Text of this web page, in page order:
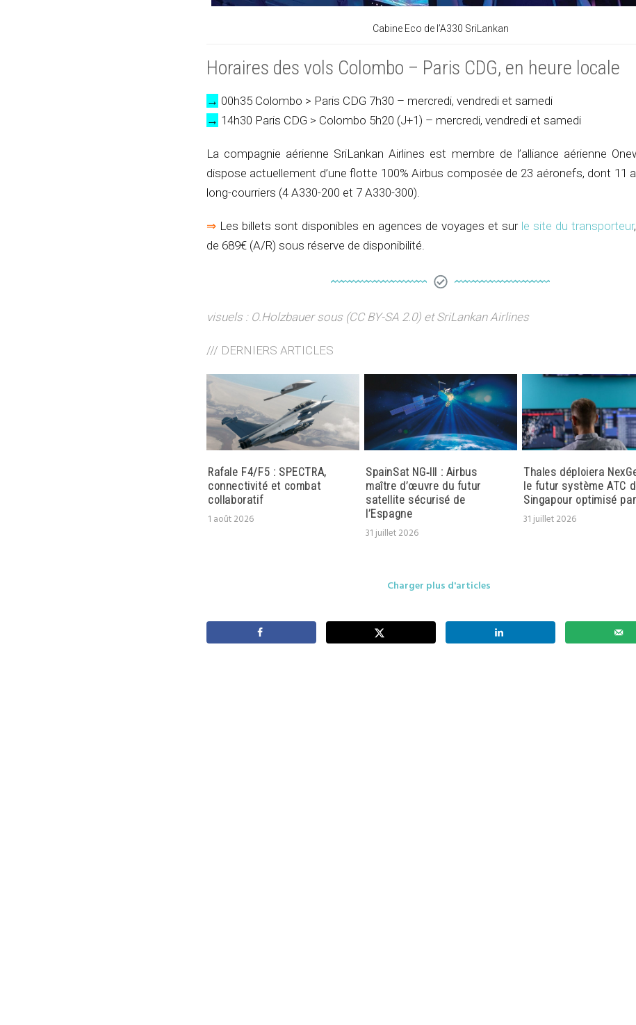
Cabine Eco de l’A330 SriLankan
Horaires des vols Colombo – Paris CDG, en heure locale
→ 00h35 Colombo > Paris CDG 7h30 – mercredi, vendredi et samedi
→ 14h30 Paris CDG > Colombo 5h20 (J+1) – mercredi, vendredi et samedi
La compagnie aérienne SriLankan Airlines est membre de l’alliance aérienne
dispose actuellement d’une flotte 100% Airbus composée de 23 aéronefs, dont 11
long-courriers (4 A330-200 et 7 A330-300).
⇒ Les billets sont disponibles en agences de voyages et sur le site du transporteur
de 689€ (A/R) sous réserve de disponibilité.
visuels : O.Holzbauer sous (CC BY-SA 2.0) et SriLankan Airlines
/// DERNIERS ARTICLES
Rafale F4/F5 : SPECTRA,
connectivité et combat
collaboratif
1 août 2026
SpainSat NG‑III : Airbus
maître d’œuvre du futur
satellite sécurisé de
l’Espagne
31 juillet 2026
Thales déploiera
le futur système ATC
Singapour optimisé par
31 juillet 2026
Charger plus d'articles